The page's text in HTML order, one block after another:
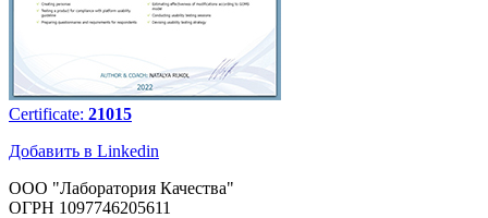
Certificate: 21015
Добавить в Linkedin
ООО "Лаборатория Качества"
ОГРН 1097746205611